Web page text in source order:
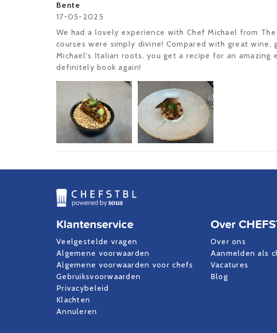
Bente
17-05-2025
We had a lovely experience with Chef Michael from
courses were simply divine! Compared with great wine,
Michael's Italian roots, you get a recipe for an amazing
definitely book again!
Klantenservice
Veelgestelde vragen
Algemene voorwaarden
Algemene voorwaarden voor chefs
Gebruiksvoorwaarden
Privacybeleid
Klachten
Annuleren
Over
Over ons
Aanmelden als
Vacatures
Blog